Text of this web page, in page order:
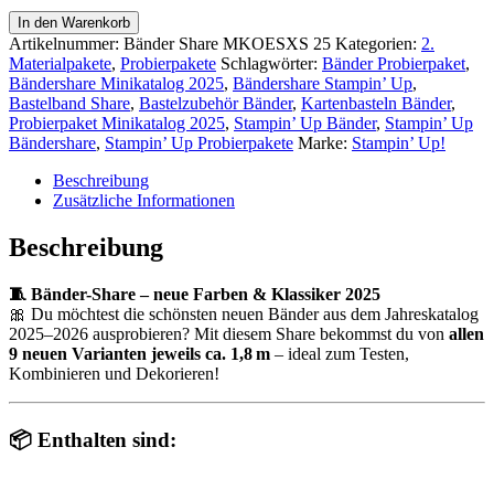
Bändershare
Minikatalog
&
online
exklusiv
September
2025
Band
Menge
In den Warenkorb
Artikelnummer: Bänder Share MKOESXS 25 Kategorien: 2.
Materialpakete, Probierpakete Schlagwörter: Bänder Probierpaket,
Bändershare Minikatalog 2025, Bändershare Stampin’ Up,
Bastelband Share, Bastelzubehör Bänder, Kartenbasteln Bänder,
Probierpaket Minikatalog 2025, Stampin’ Up Bänder, Stampin’ Up
Bändershare, Stampin’ Up Probierpakete Marke: Stampin’ Up!
Beschreibung
Zusätzliche Informationen
Beschreibung
🧵 Bänder-Share – neue Farben & Klassiker 2025
🎀 Du möchtest die schönsten neuen Bänder aus dem Jahreskatalog
2025–2026 ausprobieren? Mit diesem Share bekommst du von allen
9 neuen Varianten jeweils ca. 1,8 m – ideal zum Testen,
Kombinieren und Dekorieren!
📦 Enthalten sind: